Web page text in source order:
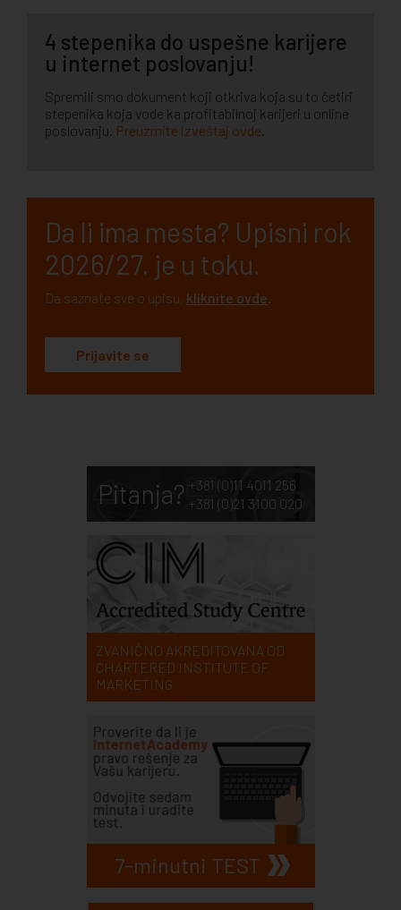
Pitanja? +381 (0)11 4011 256
+381 (0)21 3100 020
ZVANIČNO AKREDITOVANA OD
CHARTERED INSTITUTE OF
MARKETING
7-minutni TEST
4 stepenika do uspešne karijere
u internet poslovanju!
Spremili smo dokument koji otkriva koja su to četiri
stepenika koja vode ka profitabilnoj karijeri u online
poslovanju. Preuzmite izveštaj ovde
Da li ima mesta? Upisni rok
2026/27. je u toku.
Da saznate sve o upisu, kliknite ovde
Prijavite se